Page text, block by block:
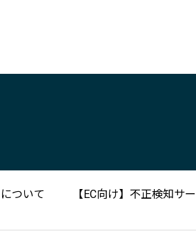
ついて 【EC向け】不正検知サ